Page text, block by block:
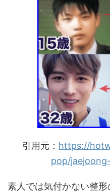
引用元： https://
pop/
素人では気付かない整